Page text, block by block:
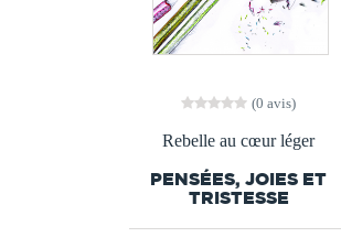
(0 avis)
Rebelle au cœur léger
PENSÉES, JOIES ET
TRISTESSE